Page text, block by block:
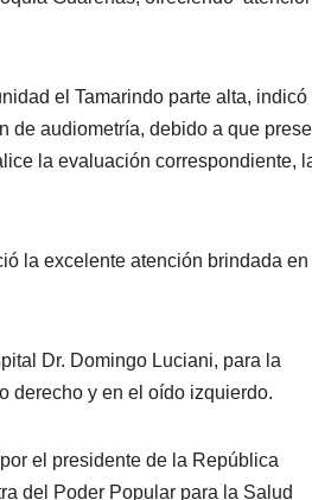
el Tamarindo parte alta, indicó
de audiometría, debido a que
la evaluación correspondiente,
la excelente atención brindada en
Dr. Domingo Luciani, para la
derecho y en el oído izquierdo.
el presidente de la República
del Poder Popular para la Salud